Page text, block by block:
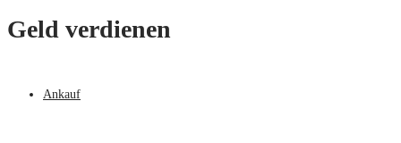
Geld verdienen
Ankauf